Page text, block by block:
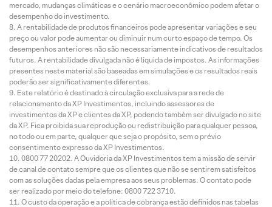
mercado, mudanças climáticas e o cenário macroeconômico podem afetar o
desempenho do investimento.
A rentabilidade de produtos financeiros pode apresentar variações e seu
preço ou valor pode aumentar ou diminuir num curto espaço de tempo. Os
desempenhos anteriores não são necessariamente indicativos de resultados
futuros. A rentabilidade divulgada não é líquida de impostos. As informações
presentes neste material são baseadas em simulações e os resultados reais
poderão ser significativamente diferentes.
Este relatório é destinado à circulação exclusiva para a rede de
relacionamento da XP Investimentos, incluindo assessores de
investimentos da XP e clientes da XP, podendo também ser divulgado no site
da XP. Fica proibida sua reprodução ou redistribuição para qualquer pessoa,
no todo ou em parte, qualquer que seja o propósito, sem o prévio
consentimento expresso da XP Investimentos.
0800 77 20202. A Ouvidoria da XP Investimentos tem a missão de servir
de canal de contato sempre que os clientes que não se sentirem satisfeitos
com as soluções dadas pela empresa aos seus problemas. O contato pode
ser realizado por meio do telefone: 0800 722 3710.
O custo da operação e a política de cobrança estão definidos nas tabelas